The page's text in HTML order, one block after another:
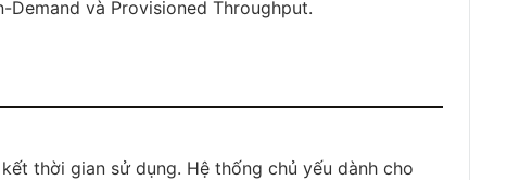
và Provisioned Throughput.
thời gian sử dụng. Hệ thống chủ yếu dành cho